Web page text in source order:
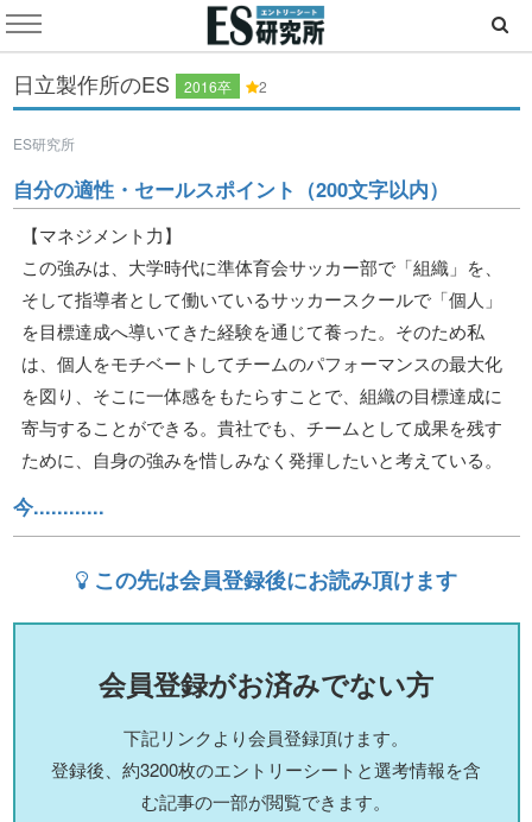
日立製作所のES 2016卒 2
ES研究所
自分の適性・セールスポイント（200文字以内）
【マネジメント力】
この強みは、大学時代に準体育会サッカー部で「組織」を、
そして指導者として働いているサッカースクールで「個人」
を目標達成へ導いてきた経験を通じて養った。そのため私
は、個人をモチベートしてチームのパフォーマンスの最大化
を図り、そこに一体感をもたらすことで、組織の目標達成に
寄与することができる。貴社でも、チームとして成果を残す
ために、自身の強みを惜しみなく発揮したいと考えている。
今............
この先は会員登録後にお読み頂けます
会員登録がお済みでない方
下記リンクより会員登録頂けます。
登録後、約3200枚のエントリーシートと選考情報を含
む記事の一部が閲覧できます。